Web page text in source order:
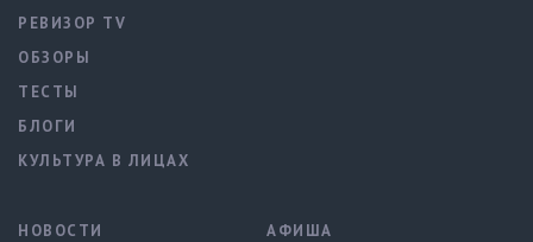
РЕВИЗОР TV
ОБЗОРЫ
ТЕСТЫ
БЛОГИ
КУЛЬТУРА В ЛИЦАХ
НОВОСТИ
АФИША